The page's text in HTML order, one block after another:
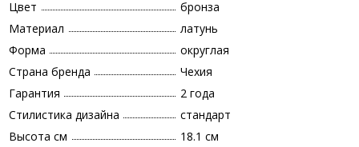
Цвет
бронза
Материал
латунь
Форма
округлая
Страна бренда
Чехия
Гарантия
2 года
Стилистика дизайна
стандарт
Высота см
18.1 см